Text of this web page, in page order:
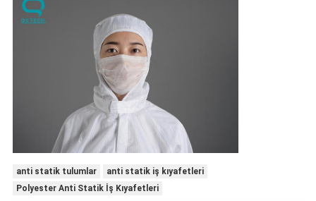
anti statik tulumlar
anti statik iş kıyafetleri
Polyester Anti Statik İş Kıyafetleri